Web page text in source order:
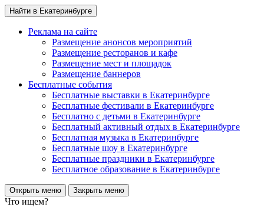
Найти в Екатеринбурге
Реклама на сайте
Размещение анонсов мероприятий
Размещение ресторанов и кафе
Размещение мест и площадок
Размещение баннеров
Бесплатные события
Бесплатные выставки в Екатеринбурге
Бесплатные фестивали в Екатеринбурге
Бесплатно с детьми в Екатеринбурге
Бесплатный активный отдых в Екатеринбурге
Бесплатная музыка в Екатеринбурге
Бесплатные шоу в Екатеринбурге
Бесплатные праздники в Екатеринбурге
Бесплатное образование в Екатеринбурге
Открыть меню Закрыть меню
Что ищем?